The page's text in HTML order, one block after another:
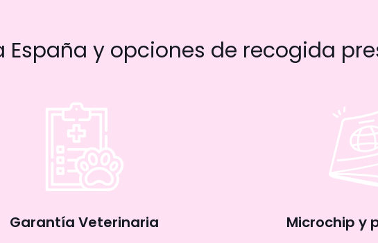
y opciones de recogida
Garantía Veterinaria Microchip y